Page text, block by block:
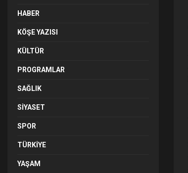
HABER
KÖŞE YAZISI
KÜLTÜR
PROGRAMLAR
SAĞLIK
SIYASET
SPOR
TÜRKIYE
YAŞAM